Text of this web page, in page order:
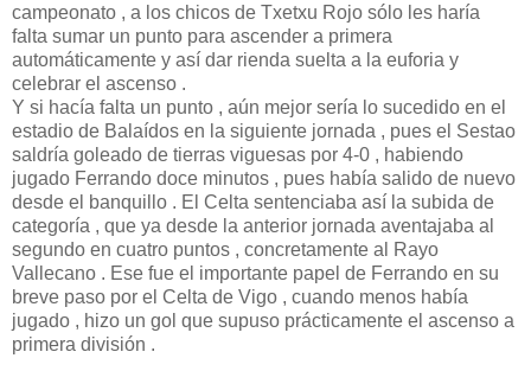
campeonato , a los chicos de Txetxu Rojo sólo les haría
falta sumar un punto para ascender a primera
automáticamente y así dar rienda suelta a la euforia y
celebrar el ascenso .
Y si hacía falta un punto , aún mejor sería lo sucedido en el
estadio de Balaídos en la siguiente jornada , pues el Sestao
saldría goleado de tierras viguesas por 4-0 , habiendo
jugado Ferrando doce minutos , pues había salido de nuevo
desde el banquillo . El Celta sentenciaba así la subida de
categoría , que ya desde la anterior jornada aventajaba al
segundo en cuatro puntos , concretamente al Rayo
Vallecano . Ese fue el importante papel de Ferrando en su
breve paso por el Celta de Vigo , cuando menos había
jugado , hizo un gol que supuso prácticamente el ascenso a
primera división .